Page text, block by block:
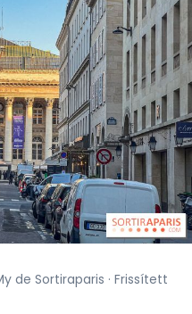
de Sortiraparis · Frissített